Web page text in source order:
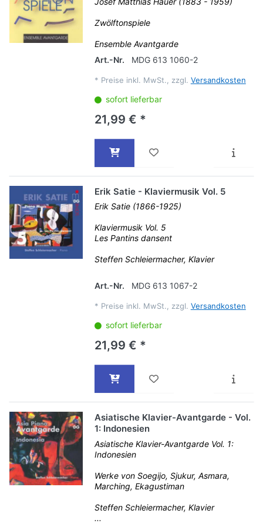
Zwölftonspiele
Ensemble Avantgarde
Art.-Nr.
MDG 613 1060-2
* Preise inkl. MwSt., zzgl. Versandkosten
sofort lieferbar
21,99 € *
Erik Satie - Klaviermusik Vol. 5
Erik Satie (1866-1925)
Klaviermusik Vol. 5
Les Pantins dansent
Steffen Schleiermacher, Klavier
Art.-Nr. MDG 613 1067-2
* Preise inkl. MwSt., zzgl. Versandkosten
sofort lieferbar
21,99 € *
Asiatische Klavier-Avantgarde - Vol.
1: Indonesien
Asiatische Klavier-Avantgarde Vol. 1:
Indonesien
Werke von Soegijo, Sjukur, Asmara,
Marching, Ekagustiman
Steffen Schleiermacher, Klavier
...